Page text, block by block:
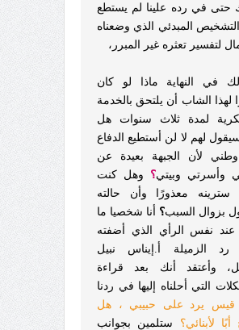
حتى في رده علينا لم يستطع
المبدئي الذي وضعناه
لتفسير تعثره غير المبرر،
في النهاية ماذا لو كان
لهذا الشاب أن يلتحق بالخدمة
لمدة ثلاث سنوات هل
لهم لا لن أستطيع الدفاع
لأن الجبهة بعيدة عن
وأسرتي وبيتي؟
وهل كنت
سترينه معذورًا وأن حالته
بزوال السبب؟ أنا شخصيا ما
عند نفس الرأي الذي أضفته
الزميلة أ.إيناس نبيل
وأعتقد أنك بعد قراءة
التي أحلناه إليها في ردنا
قيس يرد على حبيبي ، هل
لأبنائي؟
ستلمين بجوانب